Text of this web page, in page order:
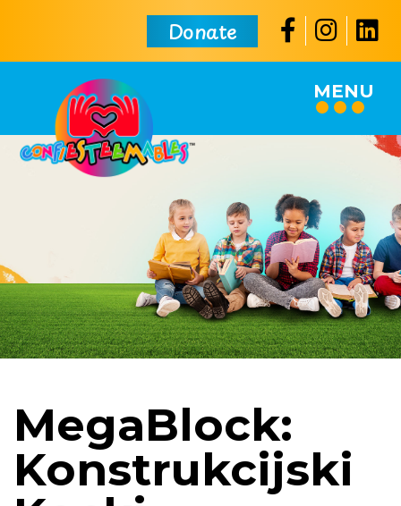
Donate
MENU
MegaBlock:
Konstrukcijski